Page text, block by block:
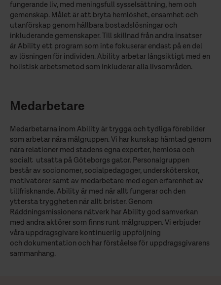
fungerande liv, med meningsfull sysselsättning, hem och
gemenskap. Målet är att bryta hemlöshet, ensamhet och
utanförskap genom hållbara bostadslösningar och
inkluderande gemenskaper. Till skillnad från andra insatser
är Ability ett program som inte fokuserar endast på en del
av lösningen för individen. Ability arbetar långsiktigt med en
holistisk arbetsmetod som inkluderar alla livsområden.
Medarbetare
Medarbetarna inom Ability är trygga och tydliga förebilder
som arbetar nära målgruppen. Vi har kunskap hämtad genom
nära relationer med stadens egna experter, hemlösa och
socialt utsatta på Göteborgs gator. Personalgruppen
består av socionomer, socialpedagoger, undersköterskor,
motivatörer samt av medarbetare med egen erfarenhet av
tillfrisknande. Ability är med när allt fungerar och den
yttersta tryggheten när allt brister. Genom
Räddningsmissionens nätverk har Ability god samverkan
med andra aktörer som finns runt målgruppen. Vi erbjuder
våra uppdragsgivare kontinuerlig uppföljning
och dokumentation och har förståelse för uppdragsgivarens
sammanhang.